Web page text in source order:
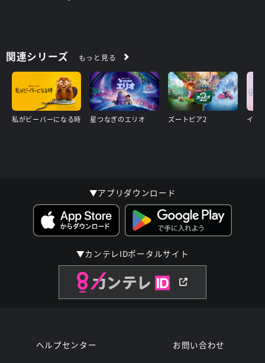
関連シリーズ もっと見る
私がビーバーになる時 星つなぎのエリオ ズートピア2 イン
▼アプリダウンロード
▼カンテレIDポータルサイト
ヘルプセンター お問い合わせ